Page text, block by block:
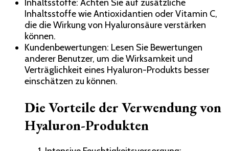
Inhaltsstoffe: Achten Sie auf zusätzliche
Inhaltsstoffe wie Antioxidantien oder Vitamin C,
die die Wirkung von Hyaluronsäure verstärken
können.
Kundenbewertungen: Lesen Sie Bewertungen
anderer Benutzer, um die Wirksamkeit und
Verträglichkeit eines Hyaluron-Produkts besser
einschätzen zu können.
Die Vorteile der Verwendung von
Hyaluron-Produkten